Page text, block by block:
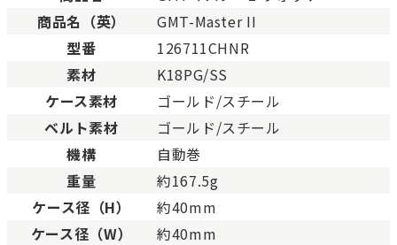
SAランク 未使用同様品。数回使用
Aランク 僅かな傷、汚れはあります
ABランク少々使用感はありますが、
Bランク 一般的な使用感があり、傷
BCランクとても使用感のある商品。
Cランク 色濃く使用感があり、傷や
商品名（英）
GMT-Master II
型番
126711CHNR
素材
K18PG/SS
ケース素材
ゴールド/スチール
ベルト素材
ゴールド/スチール
機構
自動巻
重量
約167.5g
ケース径（H）
約40mm
ケース径（W）
約40mm